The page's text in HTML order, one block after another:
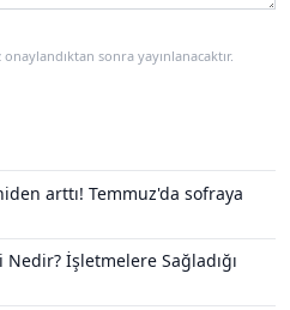
sonra yayınlanacaktır.
arttı! Temmuz'da sofraya
Nedir? İşletmelere Sağladığı